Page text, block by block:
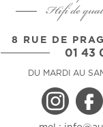
Hifi de
8 RUE DE
01 43
DU MARDI AU